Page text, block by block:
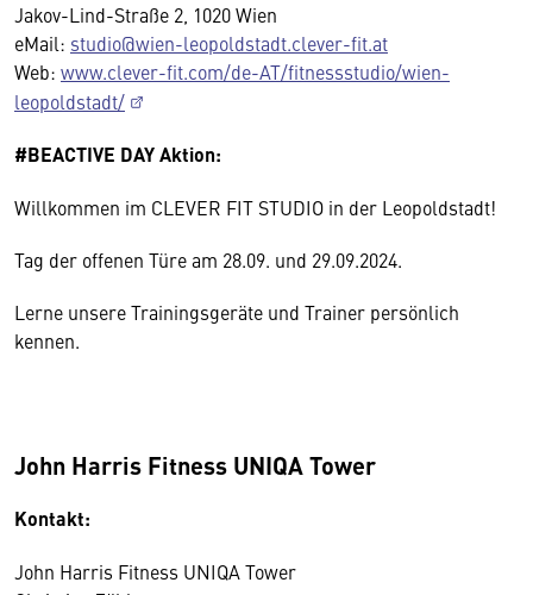
Jakov-Lind-Straße 2, 1020 Wien
eMail: studio@wien-leopoldstadt.clever-fit.at
Web: www.clever-fit.com/de-AT/fitnessstudio/wien-
leopoldstadt/
#BEACTIVE DAY Aktion:
Willkommen im CLEVER FIT STUDIO in der Leopoldstadt!
Tag der offenen Türe am 28.09. und 29.09.2024.
Lerne unsere Trainingsgeräte und Trainer persönlich
kennen.
John Harris Fitness UNIQA Tower
Kontakt:
John Harris Fitness UNIQA Tower